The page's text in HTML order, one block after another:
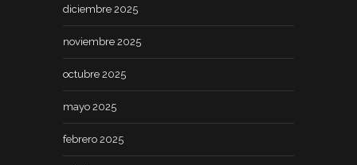
diciembre 2025
noviembre 2025
octubre 2025
mayo 2025
febrero 2025